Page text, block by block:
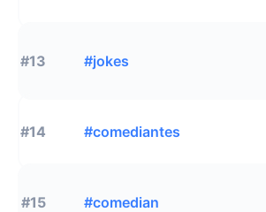
#13 #jokes
#14 #comediantes
#15 #comedian